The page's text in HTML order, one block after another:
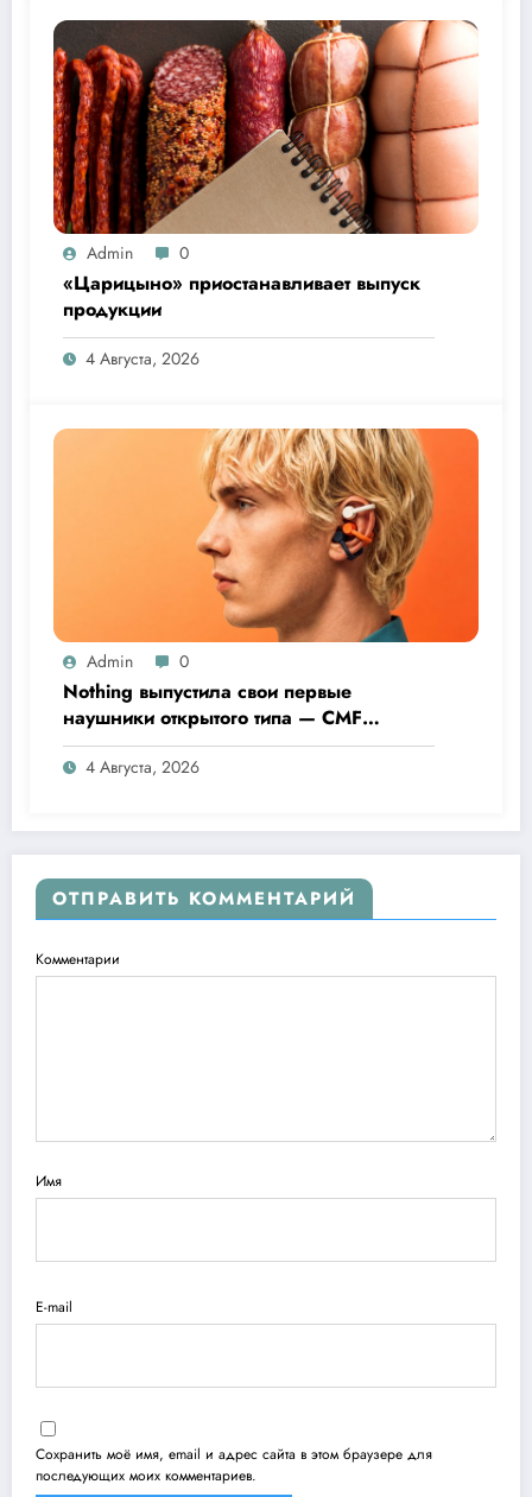
Admin 0
«Царицыно» приостанавливает выпуск
продукции
4 Августа, 2026
Admin 0
Nothing выпустила свои первые
наушники открытого типа — CMF
Clip Pro
4 Августа, 2026
ОТПРАВИТЬ КОММЕНТАРИЙ
Комментарии
Имя
E-mail
Сохранить моё имя, email и адрес сайта в этом браузере для
последующих моих комментариев.